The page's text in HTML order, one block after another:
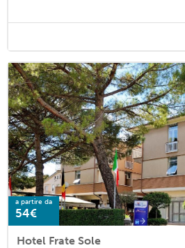
a partire da
54€
Hotel Frate Sole